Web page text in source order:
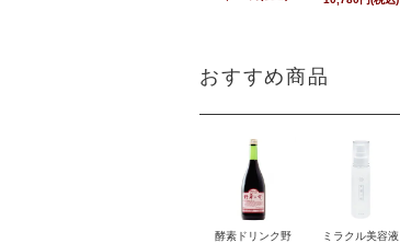
おすすめ商品
酵素ドリンク野
ミラクル美容液